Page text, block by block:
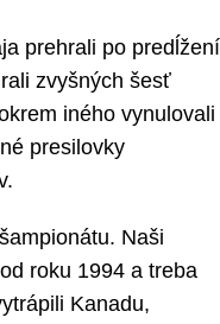
prehrali po predĺžení
zvyšných šesť
iného vynulovali
presilovky
Naši
roku 1994 a treba
Kanadu,